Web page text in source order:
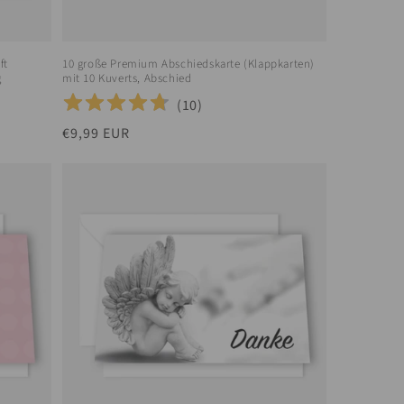
10 große Premium Abschiedskarte (Klappkarten)
mit 10 Kuverts, Abschied
(10)
Normaler
€9,99 EUR